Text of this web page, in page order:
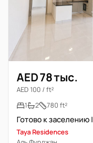
AED 78 тыс.
AED 100 / ft²
1
2 780 ft²
Готово к заселению
Taya Residences